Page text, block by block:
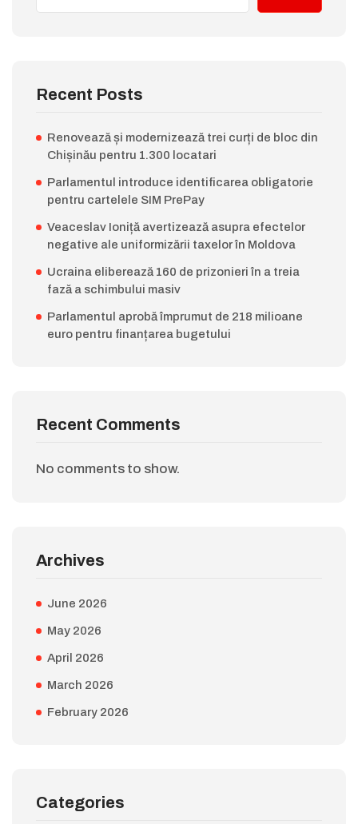
Recent Posts
Renovează și modernizează trei curți de bloc din
Chișinău pentru 1.300 locatari
Parlamentul introduce identificarea obligatorie
pentru cartelele SIM PrePay
Veaceslav Ioniță avertizează asupra efectelor
negative ale uniformizării taxelor în Moldova
Ucraina eliberează 160 de prizonieri în a treia
fază a schimbului masiv
Parlamentul aprobă împrumut de 218 milioane
euro pentru finanțarea bugetului
Recent Comments
No comments to show.
Archives
June 2026
May 2026
April 2026
March 2026
February 2026
Categories